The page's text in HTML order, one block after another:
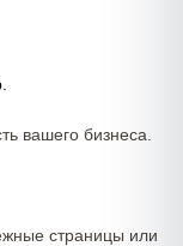
вашего бизнеса.
страницы или